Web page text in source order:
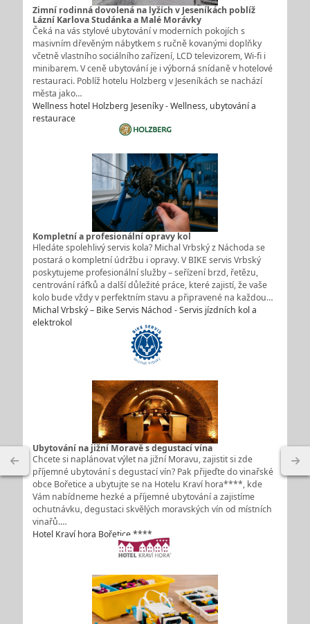
Zimní rodinná dovolená na lyžích v Jeseníkách poblíž
Lázní Karlova Studánka a Malé Morávky
Čeká na vás stylové ubytování v moderních pokojích s
masivním dřevěným nábytkem s ručně kovanými doplňky
včetně vlastního sociálního zařízení, LCD televizorem, Wi-fi i
minibarem. V ceně ubytování je i výborná snídaně v hotelové
restauraci. Poblíž hotelu Holzberg v Jeseníkách se nachází
města jako…
Wellness hotel Holzberg Jeseníky - Wellness, ubytování a
restaurace
Kompletní a profesionální opravy kol
Hledáte spolehlivý servis kola? Michal Vrbský z Náchoda se
postará o kompletní údržbu i opravy. V BIKE servis Vrbský
poskytujeme profesionální služby – seřízení brzd, řetězu,
centrování ráfků a další důležité práce, které zajistí, že vaše
kolo bude vždy v perfektním stavu a připravené na každou…
Michal Vrbský – Bike Servis Náchod - Servis jízdních kol a
elektrokol
Ubytování na jižní Moravě s degustací vína
Chcete si naplánovat výlet na jižní Moravu, zajistit si zde
příjemné ubytování s degustací vín? Pak přijeďte do vinařské
obce Bořetice a ubytujte se na Hotelu Kraví hora****, kde
Vám nabídneme hezké a příjemné ubytování a zajistíme
ochutnávku, degustaci skvělých moravských vín od místních
vinařů.…
Hotel Kraví hora Bořetice ****